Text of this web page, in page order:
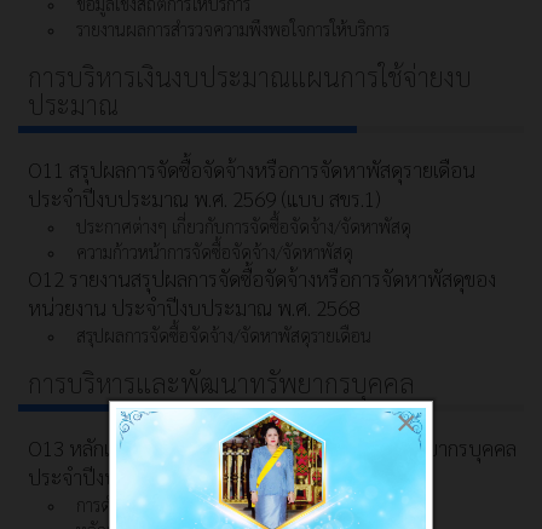
รายงานผลการสำรวจความพึงพอใจการให้บริการ
การบริหารเงินงบประมาณแผนการใช้จ่ายงบ
ประมาณ
O11 สรุปผลการจัดซื้อจัดจ้างหรือการจัดหาพัสดุรายเดือน
ประจำปีงบประมาณ พ.ศ. 2569 (แบบ สขร.1)
ประกาศต่างๆ เกี่ยวกับการจัดซื้อจัดจ้าง/จัดหาพัสดุ
ความก้าวหน้าการจัดซื้อจัดจ้าง/จัดหาพัสดุ
O12 รายงานสรุปผลการจัดซื้อจัดจ้างหรือการจัดหาพัสดุของ
หน่วยงาน ประจำปีงบประมาณ พ.ศ. 2568
สรุปผลการจัดซื้อจัดจ้าง/จัดหาพัสดุรายเดือน
การบริหารและพัฒนาทรัพยากรบุคคล
O13 หลักเกณฑ์และแผนการบริหารและพัฒนาทรัพยากรบุคคล
ประจำปีงบประมาณ พ.ศ. 2569
การดำเนินการตามนโยบายการบริหารทรัพยากรบุคคล
×